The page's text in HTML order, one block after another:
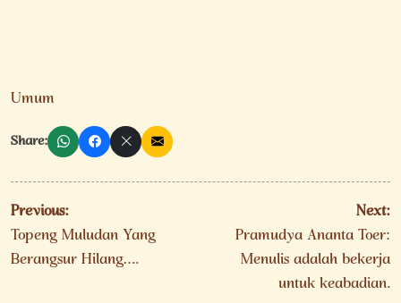
Umum
Share:
Navigasi
pos
Previous:
Topeng Muludan Yang
Berangsur Hilang….
Next:
Pramudya Ananta Toer:
Menulis adalah bekerja
untuk keabadian.